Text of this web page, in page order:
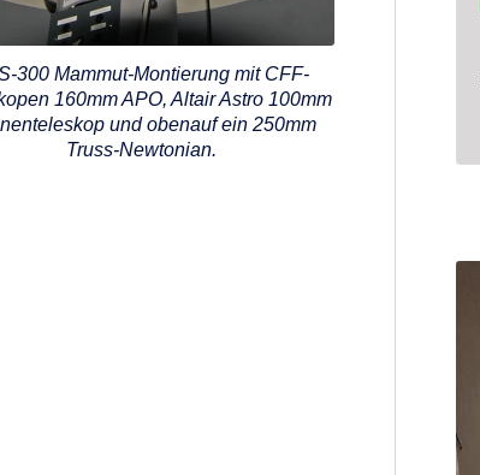
300 Mammut-Montierung mit CFF-
160mm APO, Altair Astro 100mm
und obenauf ein 250mm
Truss-Newtonian.